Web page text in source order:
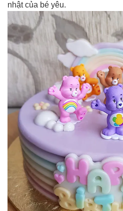
nhật của bé yêu.